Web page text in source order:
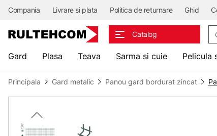
Compania Livrare si plata Politica de returnare Ghid
Catalog
Gard Plasa Teava Sarma si cuie Pelicula
Principala Gard metalic Panou gard bordurat zincat